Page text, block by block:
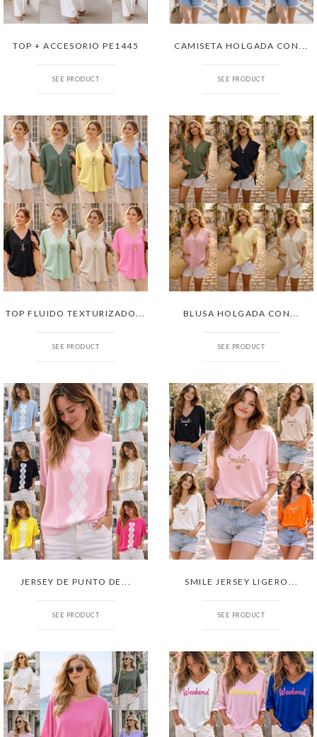
TOP + ACCESORIO PE1445
SEE PRODUCT
CAMISETA HOLGADA CON...
SEE PRODUCT
TOP FLUIDO TEXTURIZADO...
SEE PRODUCT
BLUSA HOLGADA CON...
SEE PRODUCT
JERSEY DE PUNTO DE...
SEE PRODUCT
SMILE JERSEY LIGERO...
SEE PRODUCT